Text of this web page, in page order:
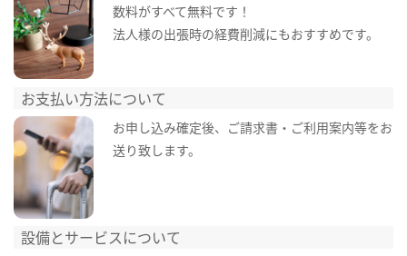
数料がすべて無料です！
法人様の出張時の経費削減にもおすすめです。
お支払い方法について
お申し込み確定後、ご請求書・ご利用案内等をお
送り致します。
設備とサービスについて